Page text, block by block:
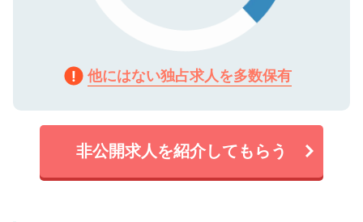
他にはない独占求人を多数保有
非公開求人を紹介してもらう